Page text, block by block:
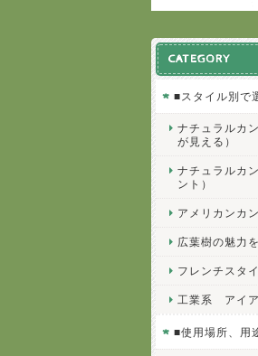
CATEGORY
■スタイル別で
ナチュラルカ
が見える）
ナチュラルカ
ント）
アメリカンカ
広葉樹の魅力
フレンチスタ
工業系 アイ
■使用場所、用